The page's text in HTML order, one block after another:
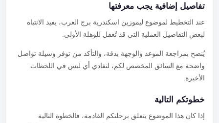
تفاصيل إضافية يجب معرفتها
عند التخطيط لموضوع ليموزين اسكندرية برج العرب، يفيد الانتباه
لبعض التفاصيل العملية التي قد تُغفل للوهلة الأولى.
يُنصح بمراجعة الموعد والوجهة بدقة، والتأكد من توفر وسيلة تواصل
واضحة مع السائق المخصص لكم، لتفادي أي لبس في اللحظات
الأخيرة.
خطوتكم التالية
إذا كان هذا الموضوع يتعلق برحلتكم القادمة، فالخطوة التالية